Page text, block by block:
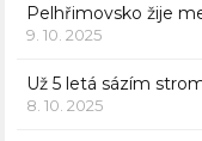
Pelhřimovsko žije
9. 10. 2025
Už 5 letá sázím
8. 10. 2025